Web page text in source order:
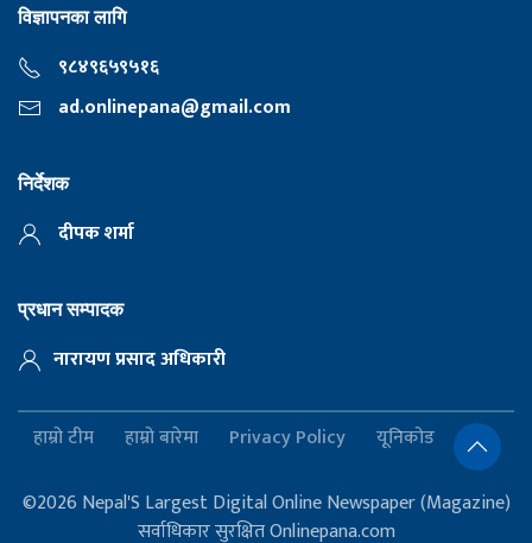
विज्ञापनका लागि
९८४९६५९५१६
ad.onlinepana@gmail.com
निर्देशक
दीपक शर्मा
प्रधान सम्पादक
नारायण प्रसाद अधिकारी
हाम्रो टीम हाम्रो बारेमा Privacy Policy यूनिकोड
©2026 Nepal'S Largest Digital Online Newspaper (Magazine)
सर्वाधिकार सुरक्षित Onlinepana.com